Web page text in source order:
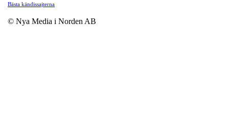
Bästa kändissajterna
© Nya Media i Norden AB